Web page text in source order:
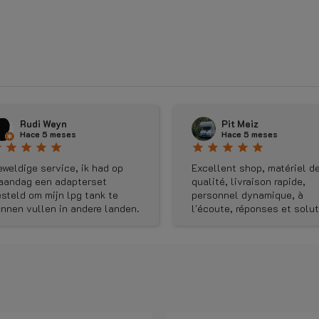
Pit Meiz
Hace 5 meses
star star star star
shop, matériel de
livraison rapide,
dynamique, à
réponses et solutions
Jelle Plantinga
Hace 5 meses
star star star star star
Top bedrijf. Superfijn zaken
doen.